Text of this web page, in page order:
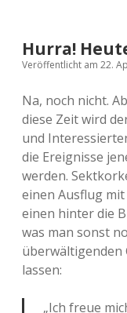
Hurra!
Veröffentlicht am 22.
Na, noch nicht.
diese Zeit wird
und
die Ereignisse
werden.
einen Ausflug
einen hinter die
was man sonst
überwältigenden
lassen:
„Ich freue